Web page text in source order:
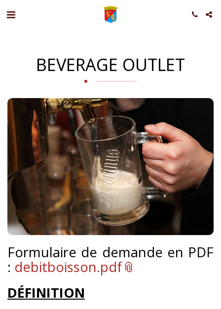
BEVERAGE OUTLET
Formulaire de demande en PDF
: debitboisson.pdf
DÉFINITION